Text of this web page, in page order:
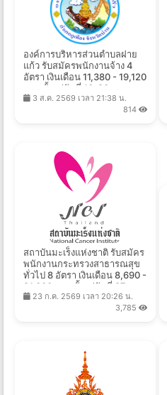
องค์การบริหารส่วนตำบลฝาย
แก้ว รับสมัครพนักงานจ้าง 4
อัตรา เงินเดือน 11,380 - 19,120
บาท ตั้งแต่วันที่ 10-20 ส.ค.
25693 ส.ค. 2569 เวลา 21:38 น.
814
สถาบันมะเร็งแห่งชาติ รับสมัคร
พนักงานกระทรวงสาธารณสุข
ทั่วไป 8 อัตรา เงินเดือน 8,690 -
21,000 บาท ตั้งแต่วันที่ 27 ก.ค.
- 10 ส.ค. 2569
23 ก.ค. 2569 เวลา 20:26 น.
3,785